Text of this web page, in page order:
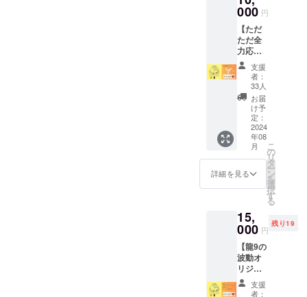
がメー
カー工
場で在
庫切れ
の場
合、
メール
で色変
更をお
願いす
る場合
がござ
いま
す。予
承くだ
さい
各自で
ご負担
くださ
い。 ・
連絡方
法：詳
細は
メール
でご連
絡しま
す。 ・
所要時
間：90
分 ・対
小学生
以上 ※
れば備
考欄へ
ご記入
お願い
しま
す。 ※
日程調
・醬油
麴・中
華麹・
トマト
麹のレ
シピ、
生麹600
ｇをお
持ち帰
り。
ーー発
酵調味
料づく
りーー
・日
時：
所：ア
イのハ
コ（沖
縄県南
城市玉
城字船
越592-
11） ・
000 円
【ただ
ただ全
力応
援！
（鳳凰
プラ
ン）】
▼リ
ターン
内容 ・
心より
感謝の
メール
をお送
りしま
す♪ ※こ
ターン
商品
は、
3,000円
【感謝
をメー
ルにの
せて
支援
者：
33人
お届
け予
定：
2024
年08
月
詳細を見る
こ
の
リ
タ
ー
ン
を
選
択
す
る
15,
000 円
残り19
【龍9の
波動オ
リジナ
ルセッ
ト】
支援
者：